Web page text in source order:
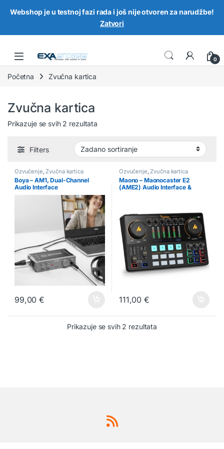
Skip to navigation
Skip to content
0
Početna Zvučna kartica
Zvučna kartica
Prikazuje se svih 2 rezultata
Filters
Ozvučenje,Zvučna kartica
Boya – AM1, Dual-Channel
Audio Interface
99,00€
Ozvučenje,Zvučna kartica
Maono – Maonocaster E2
(AME2) Audio Interface &
111,00€
Prikazuje se svih 2 rezultata
Webshop je u testnoj fazi rada i još nije otvoren za narudžbe!
Zatvori